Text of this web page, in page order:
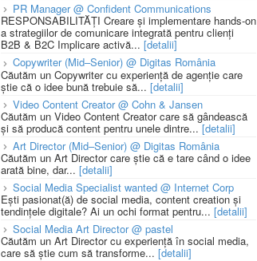
PR Manager @ Confident Communications
RESPONSABILITĂȚI Creare și implementare hands-on
a strategiilor de comunicare integrată pentru clienți
B2B & B2C Implicare activă... [detalii]
Copywriter (Mid–Senior) @ Digitas România
Căutăm un Copywriter cu experiență de agenție care
știe că o idee bună trebuie să... [detalii]
Video Content Creator @ Cohn & Jansen
Căutăm un Video Content Creator care să gândească
și să producă content pentru unele dintre...[detalii]
Art Director (Mid–Senior) @ Digitas România
Căutăm un Art Director care știe că e tare când o idee
arată bine, dar... [detalii]
Social Media Specialist wanted @ Internet Corp
Ești pasionat(ă) de social media, content creation și
tendințele digitale? Ai un ochi format pentru... [detalii]
Social Media Art Director @ pastel
Căutăm un Art Director cu experiență în social media,
care să știe cum să transforme... [detalii]